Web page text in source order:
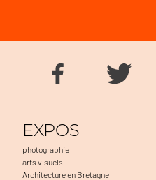
EXPOS
photographie
arts visuels
Architecture en Bretagne